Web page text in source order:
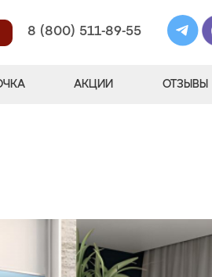
8 (800) 511-89-55
АКЦИИ ОТЗЫВЫ